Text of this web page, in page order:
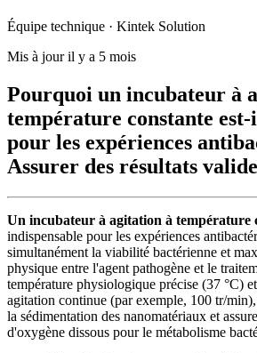
Équipe technique · Kintek Solution
Mis à jour il y a 5 mois
Pourquoi un incubateur à
température constante est-
pour les expériences
Assurer des résultats
Un incubateur à agitation à température
indispensable pour les expériences
simultanément la viabilité bactérienne et
physique entre l'agent pathogène et le
température physiologique précise (37 °C)
agitation continue (par exemple, 100 tr/
la sédimentation des nanomatériaux et
d'oxygène dissous pour le métabolisme